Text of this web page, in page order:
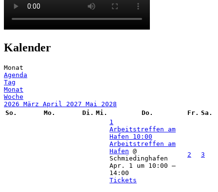
Kalender
Monat
Agenda
Tag
Monat
Woche
2026 März April 2027 Mai 2028
So.
Mo. Di. Mi. Do. Fr. Sa.
1
Arbeitstreffen am
Hafen 10:00
Arbeitstreffen am
Hafen @
Schmiedinghafen
Apr. 1 um 10:00 –
14:00
Tickets
2 3